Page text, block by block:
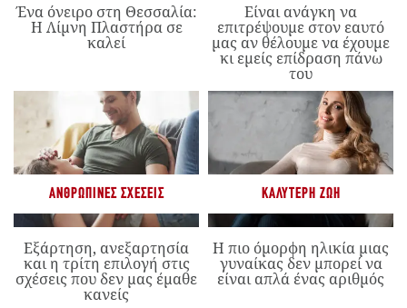
Ένα όνειρο στη Θεσσαλία:
Η Λίμνη Πλαστήρα σε
καλεί
Είναι ανάγκη να
επιτρέψουμε στον εαυτό
μας αν θέλουμε να έχουμε
κι εμείς επίδραση πάνω
του
ΑΝΘΡΏΠΙΝΕΣ ΣΧΈΣΕΙΣ
Εξάρτηση, ανεξαρτησία
και η τρίτη επιλογή στις
σχέσεις που δεν μας έμαθε
κανείς
ΚΑΛΎΤΕΡΗ ΖΩΉ
Η πιο όμορφη ηλικία μιας
γυναίκας δεν μπορεί να
είναι απλά ένας αριθμός